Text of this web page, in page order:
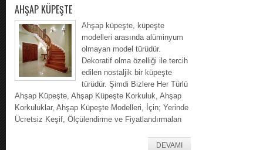
AHŞAP KÜPEŞTE
Ahşap küpeşte, küpeşte
modelleri arasında alüminyum
olmayan model türüdür.
Dekoratif olma özelliği ile tercih
edilen nostaljik bir küpeşte
türüdür. Şimdi Bizlere Her Türlü
Ahşap Küpeşte, Ahşap Küpeşte Korkuluk, Ahşap
Korkuluklar, Ahşap Küpeşte Modelleri, İçin; Yerinde
Ücretsiz Keşif, Ölçülendirme ve Fiyatlandırmaları
DEVAMI